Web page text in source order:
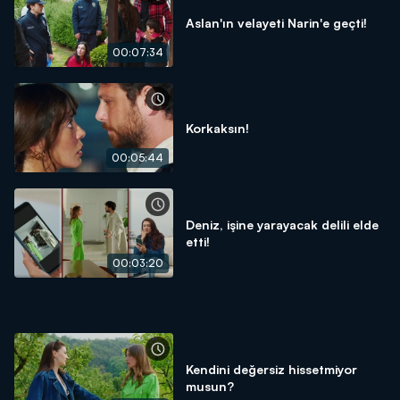
00:07:34
Aslan'ın velayeti Narin'e geçti!
00:05:44
Korkaksın!
00:03:20
Deniz, işine yarayacak delili elde
etti!
Kendini değersiz hissetmiyor
musun?